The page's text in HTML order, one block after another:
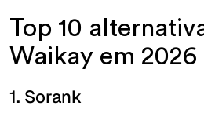
Top 10
Waikay em 2026
1. Sorank